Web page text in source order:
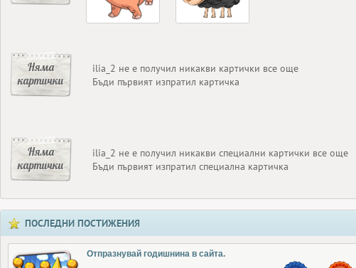
Няма
картички
ilia_2 не е получил никакви картички все още
Бъди първият изпратил картичка
Няма
картички
ilia_2 не е получил никакви специални картички все още
Бъди първият изпратил специална картичка
ПОСЛЕДНИ ПОСТИЖЕНИЯ
Отпразнувай годишнина в сайта.